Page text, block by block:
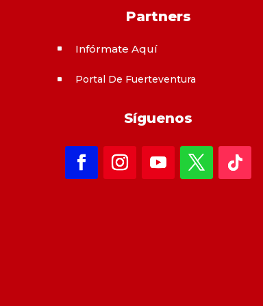
Partners
^ Infórmate Aquí
^ Portal De Fuerteventura
Síguenos